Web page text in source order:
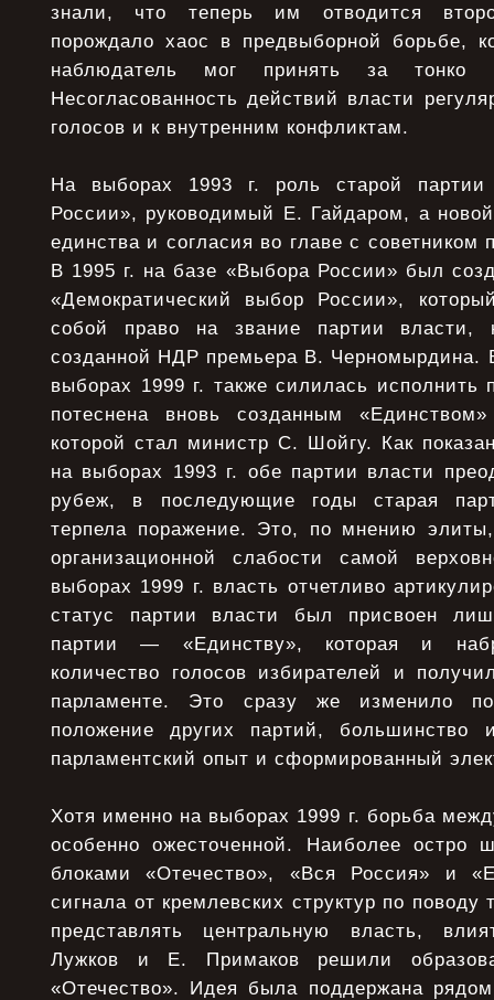
знали, что теперь им отводится
порождало хаос в предвыборной борьбе,
наблюдатель мог принять за тонко
Несогласованность действий власти
голосов и к внутренним конфликтам.
На выборах 1993 г. роль старой
России», руководимый Е. Гайдаром, а
единства и согласия во главе с
В 1995 г. на базе «Выбора России» был
«Демократический выбор России»,
собой право на звание партии власти,
созданной НДР премьера В. Черномырдина.
выборах 1999 г. также силилась
потеснена вновь созданным
которой стал министр С. Шойгу. Как
на выборах 1993 г. обе партии власти
рубеж, в последующие годы старая
терпела поражение. Это, по мнению элиты,
организационной слабости самой
выборах 1999 г. власть отчетливо
статус партии власти был присвоен
партии — «Единству», которая и
количество голосов избирателей и
парламенте. Это сразу же изменило
положение других партий, большинство
парламентский опыт и сформированный
Хотя именно на выборах 1999 г. борьба
особенно ожесточенной. Наиболее остро
блоками «Отечество», «Вся Россия» и
сигнала от кремлевских структур по поводу
представлять центральную власть,
Лужков и Е. Примаков решили
«Отечество». Идея была поддержана рядом